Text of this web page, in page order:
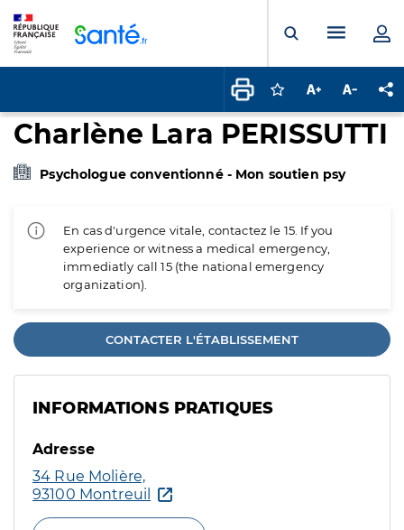
Ouvrir laMenu
Connectez-vous
Augmenter la
Charlène Lara PERISSUTTI
Psychologue conventionné - Mon soutien psy
En cas d'urgence vitale, contactez le 15. If you
experience or witness a medical emergency,
immediatly call 15 (the national emergency
organization).
CONTACTER L'ÉTABLISSEMENT
INFORMATIONS PRATIQUES
Adresse
34 Rue Molière,
93100 Montreuil